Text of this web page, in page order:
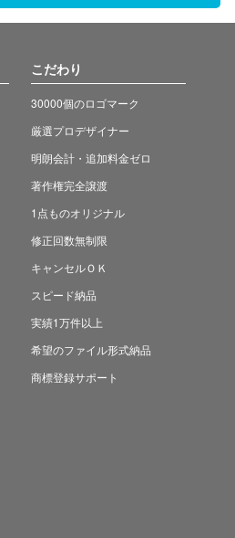
こだわり
30000個のロゴマーク
厳選プロデザイナー
明朗会計・追加料金ゼロ
著作権完全譲渡
1点ものオリジナル
修正回数無制限
キャンセルＯＫ
スピード納品
実績1万件以上
希望のファイル形式納品
商標登録サポート